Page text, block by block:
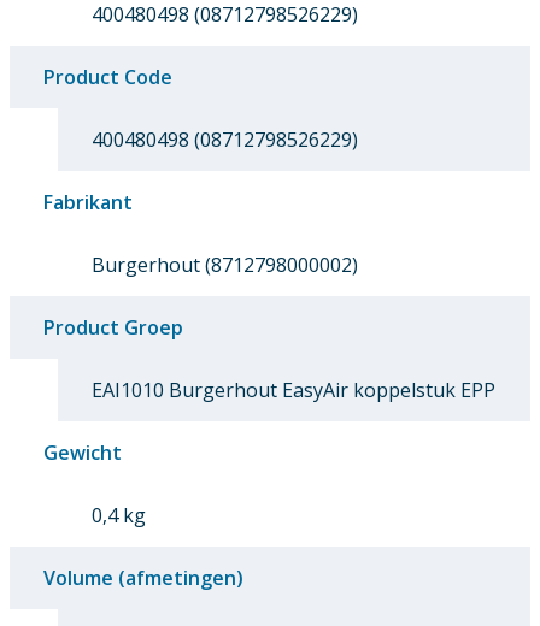
400480498 (08712798526229)
Product Code
400480498 (08712798526229)
Fabrikant
Burgerhout (8712798000002)
Product Groep
EAI1010 Burgerhout EasyAir koppelstuk EPP
Gewicht
0,4 kg
Volume (afmetingen)